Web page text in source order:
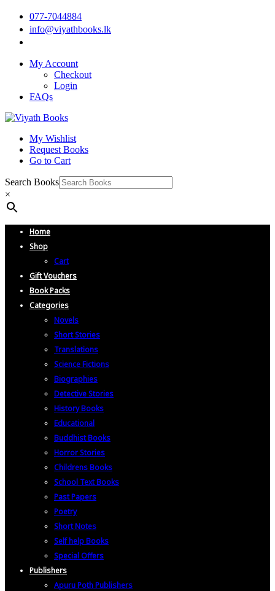
077-7044884
info@viyathbooks.lk
My Account
Checkout
Login
FAQs
My Wishlist
Request Books
Go to Cart
Search Books
×
Home
Shop
Cart
Gift Vouchers
Book Packs
Categories
Novels
Short Stories
Translations
Science Fictions
Biographies
Detective Stories
History Books
Educational
Buddhist Books
Horror Stories
Childrens Books
School Text Books
Past Papers
Poetry
Short Notes
Self help Books
Special Offers
Publishers
Apuru Poth Publishers